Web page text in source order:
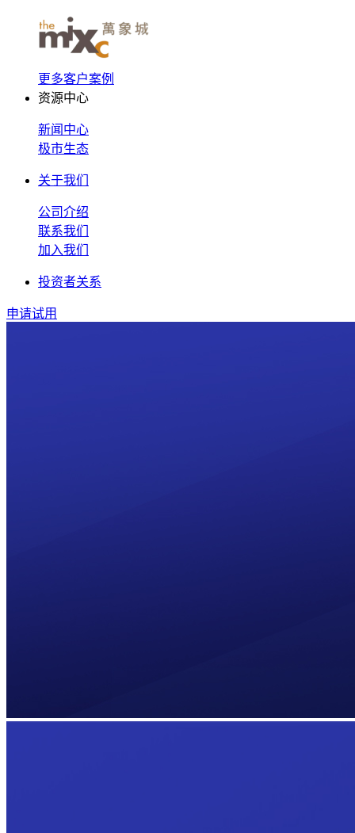
更多客户案例
资源中心
新闻中心
极市生态
关于我们
公司介绍
联系我们
加入我们
投资者关系
申请试用